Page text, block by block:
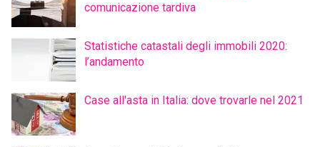
comunicazione tardiva
Statistiche catastali degli immobili 2020:
l’andamento
Case all'asta in Italia: dove trovarle nel 2021